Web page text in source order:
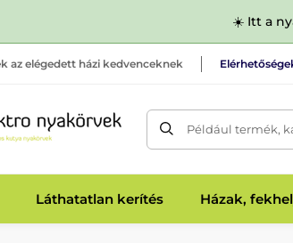
☀️ Itt a
az elégedett házi kedvenceknek
Például termék,
Láthatatlan kerítés Házak,